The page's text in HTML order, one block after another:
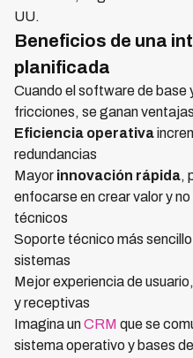
UU.
Beneficios de una
planificada
Cuando el software de base
fricciones, se ganan
Eficiencia operativa
redundancias
Mayor innovación rápida,
enfocarse en crear valor y
técnicos
Soporte técnico más
sistemas
Mejor experiencia de
y receptivas
Imagina unCRM que se
sistema operativo y bases